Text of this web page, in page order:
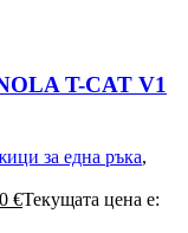
T-CAT V1
за една ръка,
€Текущата цена е: